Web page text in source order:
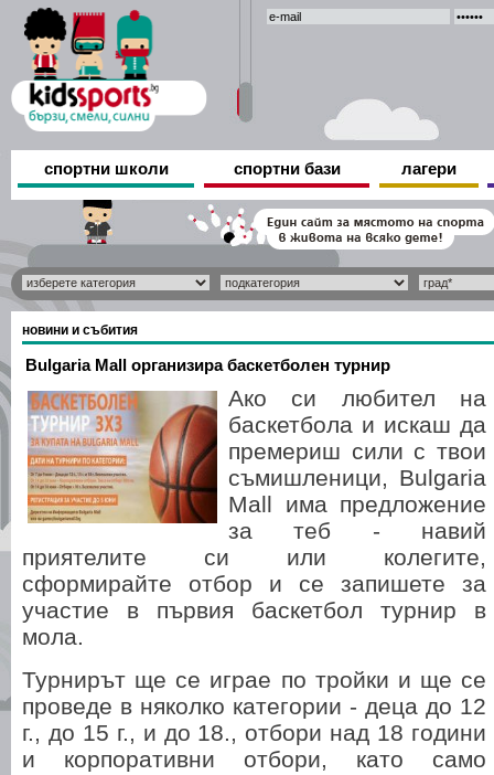
спортни школи спортни бази лагери
новини и събития
Bulgaria Mall организира баскетболен турнир
Ако си любител на
баскетбола и искаш да
премериш сили с твои
съмишленици, Bulgaria
Mall има предложение
за теб - навий
приятелите си или колегите,
сформирайте отбор и се запишете за
участие в първия баскетбол турнир в
мола.
Турнирът ще се играе по тройки и ще се
проведе в няколко категории - деца до 12
г., до 15 г., и до 18., отбори над 18 години
и корпоративни отбори, като само